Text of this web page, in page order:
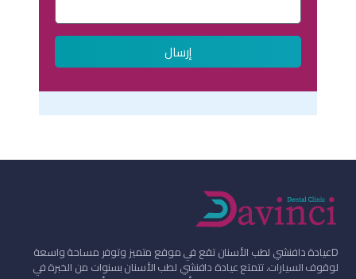
إرسال
Dعيادة دافنشي لطب الأسنان تقع في موقع متميز وتوفر مساحة واسعة
لوقوف السيارات. تتمتع عيادة دافنشي لطب الأسنان بسنوات من الخبرة في